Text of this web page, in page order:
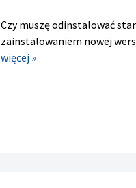
Czy muszę odinstalować
zainstalowaniem nowej
więcej »